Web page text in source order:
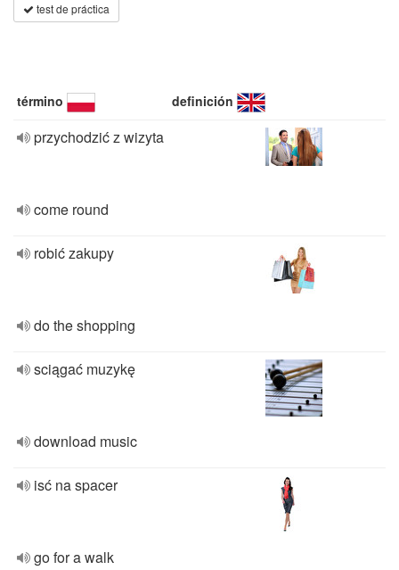
test de práctica
término definición
przychodzić z wizyta
come round
robić zakupy
do the shopping
sciągać muzykę
download music
isć na spacer
go for a walk